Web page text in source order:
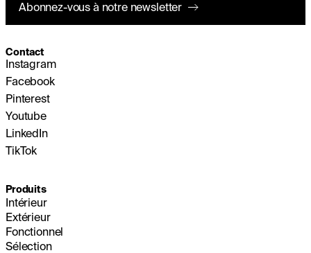
Abonnez-vous à notre newsletter
Contact
Instagram
Facebook
Pinterest
Youtube
LinkedIn
TikTok
Produits
Intérieur
Extérieur
Fonctionnel
Sélection